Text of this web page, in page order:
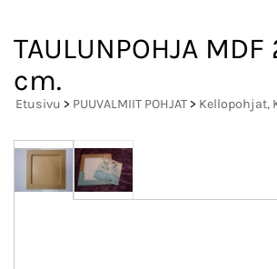
TAULUNPOHJA
cm.
Etusivu > PUUVALMIIT POHJAT> Kellopohjat,